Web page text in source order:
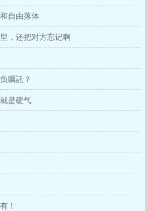
自由落体
，还把对方忘记啊
嘱託？
是硬气
！